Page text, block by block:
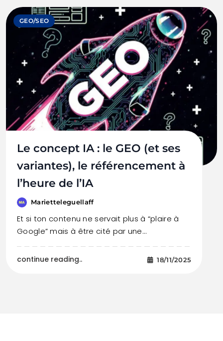
GEO/SEO
Le concept IA : le GEO (et ses
variantes), le référencement à
l’heure de l’IA
Marietteleguellaff
Et si ton contenu ne servait plus à “plaire à
Google” mais à être cité par une…
continue reading.. 18/11/2025